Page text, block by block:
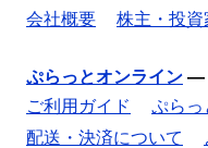
会社概要
株主・投資
ぷらっとオンライン —
ご利用ガイド
ぷらっ
配送・決済について